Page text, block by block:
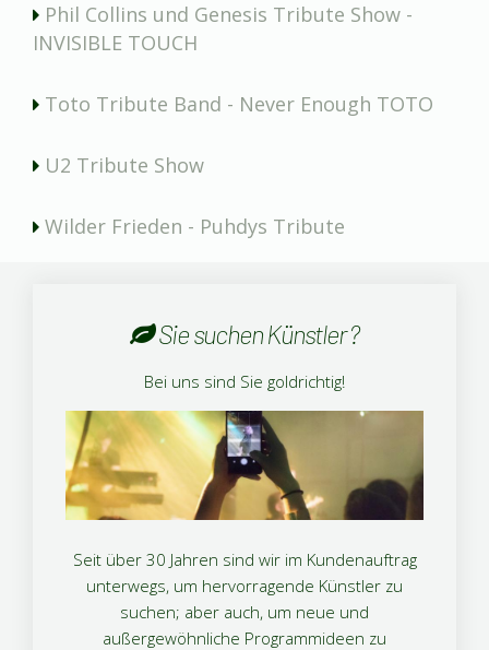
Phil Collins und Genesis Tribute Show -
INVISIBLE TOUCH
Toto Tribute Band - Never Enough TOTO
U2 Tribute Show
Wilder Frieden - Puhdys Tribute
Sie suchen Künstler ?
Bei uns sind Sie goldrichtig!
Seit über 30 Jahren sind wir im Kundenauftrag
unterwegs, um hervorragende Künstler zu
suchen; aber auch, um neue und
außergewöhnliche Programmideen zu